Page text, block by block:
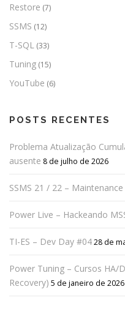
Restore (7)
SSMS (12)
T-SQL (33)
Tuning (15)
YouTube (6)
POSTS RECENTES
Problema Atualização
ausente 8 de julho de 2026
SSMS 21 / 22 –
Power Live – Hackeando
TI-ES – Dev Day #0428 de
Power Tuning – Cursos HA/
Recovery) 5 de janeiro de 2026